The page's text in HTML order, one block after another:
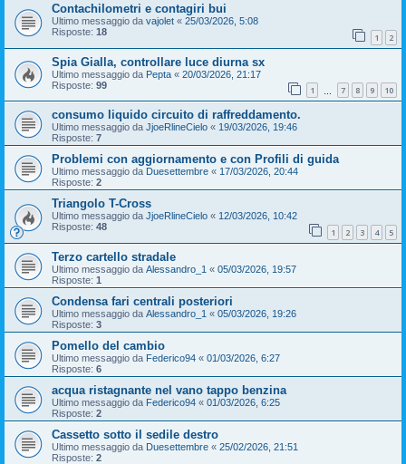
Contachilometri e contagiri bui
Ultimo messaggio da vajolet « 25/03/2026, 5:08
Risposte: 18 1 2
Spia Gialla, controllare luce diurna sx
Ultimo messaggio da Pepta « 20/03/2026, 21:17
Risposte: 99 1 7 8 9 10
consumo liquido circuito di raffreddamento.
Ultimo messaggio da JjoeRlineCielo « 19/03/2026, 19:46
Risposte: 7
Problemi con aggiornamento e con Profili di guida
Ultimo messaggio da Duesettembre « 17/03/2026, 20:44
Risposte: 2
Triangolo T-Cross
Ultimo messaggio da JjoeRlineCielo « 12/03/2026, 10:42
Risposte: 48 1 2 3 4 5
Terzo cartello stradale
Ultimo messaggio da Alessandro_1 « 05/03/2026, 19:57
Risposte: 1
Condensa fari centrali posteriori
Ultimo messaggio da Alessandro_1 « 05/03/2026, 19:26
Risposte: 3
Pomello del cambio
Ultimo messaggio da Federico94 « 01/03/2026, 6:27
Risposte: 6
acqua ristagnante nel vano tappo benzina
Ultimo messaggio da Federico94 « 01/03/2026, 6:25
Risposte: 2
Cassetto sotto il sedile destro
Ultimo messaggio da Duesettembre « 25/02/2026, 21:51
Risposte: 2